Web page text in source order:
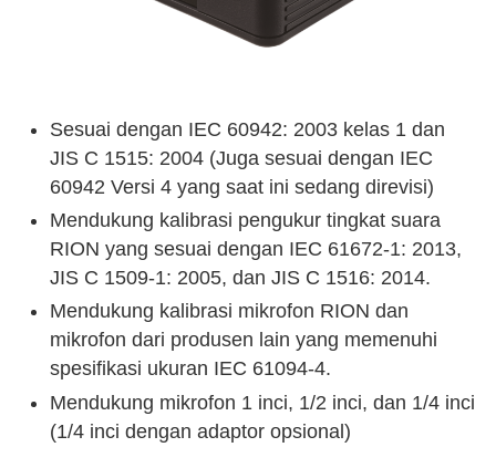
Sesuai dengan IEC 60942: 2003 kelas 1 dan
JIS C 1515: 2004 (Juga sesuai dengan IEC
60942 Versi 4 yang saat ini sedang direvisi)
Mendukung kalibrasi pengukur tingkat suara
RION yang sesuai dengan IEC 61672-1: 2013,
JIS C 1509-1: 2005, dan JIS C 1516: 2014.
Mendukung kalibrasi mikrofon RION dan
mikrofon dari produsen lain yang memenuhi
spesifikasi ukuran IEC 61094-4.
Mendukung mikrofon 1 inci, 1/2 inci, dan 1/4 inci
(1/4 inci dengan adaptor opsional)